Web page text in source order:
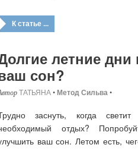
К статье ...
летние
сон?
ТАТЬЯНА•Метод Сильва•
заснуть, когда
отдых?
ваш сон. Летом есть,